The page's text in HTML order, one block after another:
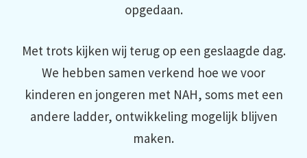
opgedaan.
Met trots kijken wij terug op een geslaagde dag.
We hebben samen verkend hoe we voor
kinderen en jongeren met NAH, soms met een
andere ladder, ontwikkeling mogelijk blijven
maken.